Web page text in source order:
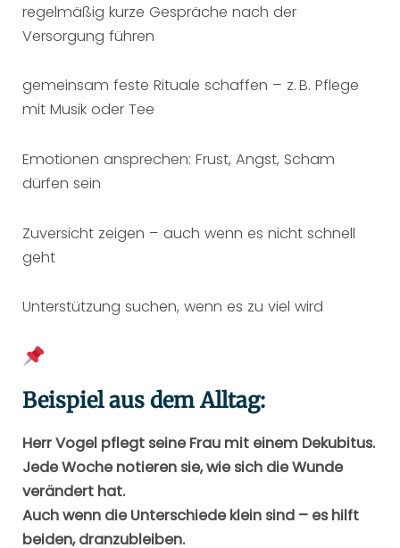
regelmäßig kurze Gespräche nach der
Versorgung führen
gemeinsam feste Rituale schaffen – z. B. Pflege
mit Musik oder Tee
Emotionen ansprechen: Frust, Angst, Scham
dürfen sein
Zuversicht zeigen – auch wenn es nicht schnell
geht
Unterstützung suchen, wenn es zu viel wird
Beispiel aus dem Alltag:
Herr Vogel pflegt seine Frau mit einem Dekubitus.
Jede Woche notieren sie, wie sich die Wunde
verändert hat.
Auch wenn die Unterschiede klein sind – es hilft
beiden, dranzubleiben.